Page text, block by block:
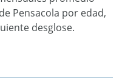
Pensacola por edad,
desglose.